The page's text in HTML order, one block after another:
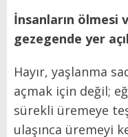
İnsanların ölmesi
gezegende yer
Hayır, yaşlanma
açmak için değil;
sürekli üremeye
ulaşınca üremeyi